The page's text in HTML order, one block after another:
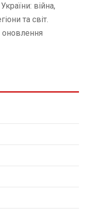
війна,
та світ.
оновлення